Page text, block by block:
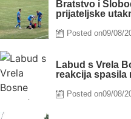
Bratstvo i
prijateljske
Posted on09/08/
Labud s Vrela
reakcija spasila
Posted on09/08/